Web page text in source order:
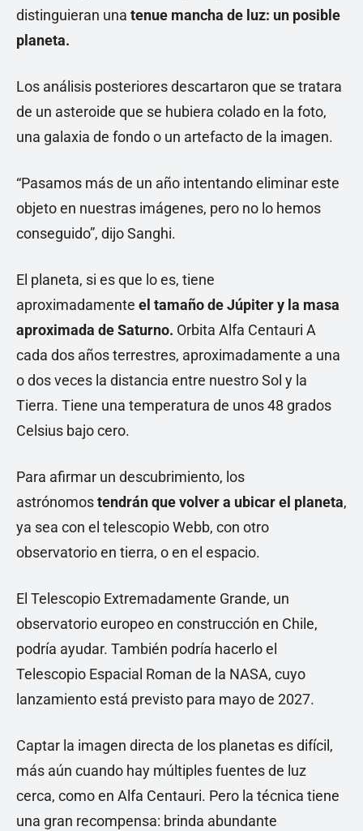
distinguieran una tenue mancha de luz: un posible
planeta.
Los análisis posteriores descartaron que se tratara
de un asteroide que se hubiera colado en la foto,
una galaxia de fondo o un artefacto de la imagen.
“Pasamos más de un año intentando eliminar este
objeto en nuestras imágenes, pero no lo hemos
conseguido”, dijo Sanghi.
El planeta, si es que lo es, tiene
aproximadamente el tamaño de Júpiter y la masa
aproximada de Saturno. Orbita Alfa Centauri A
cada dos años terrestres, aproximadamente a una
o dos veces la distancia entre nuestro Sol y la
Tierra. Tiene una temperatura de unos 48 grados
Celsius bajo cero.
Para afirmar un descubrimiento, los
astrónomostendrán que volver a ubicar el planeta,
ya sea con el telescopio Webb, con otro
observatorio en tierra, o en el espacio.
El Telescopio Extremadamente Grande, un
observatorio europeo en construcción en Chile,
podría ayudar. También podría hacerlo el
Telescopio Espacial Roman de la NASA, cuyo
lanzamiento está previsto para mayo de 2027.
Captar la imagen directa de los planetas es difícil,
más aún cuando hay múltiples fuentes de luz
cerca, como en Alfa Centauri. Pero la técnica tiene
una gran recompensa: brinda abundante